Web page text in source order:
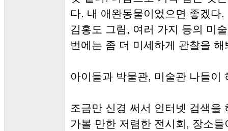
다. 내 애완동물이었으면 좋겠다
김홍도 그림, 여러 가지 등의 미
번에는 좀 더 미세하게 관찰을 해
아이들과 박물관, 미술관 나들이
조금만 신경 써서 인터넷 검색을
가볼 만한 저렴한 전시회, 장소들